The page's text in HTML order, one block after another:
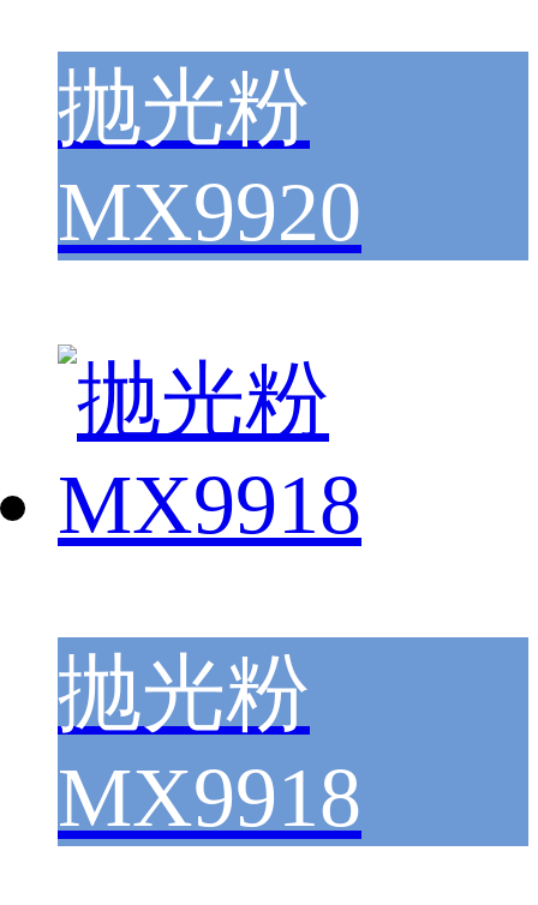
抛光粉
MX9920
抛光粉
MX9918